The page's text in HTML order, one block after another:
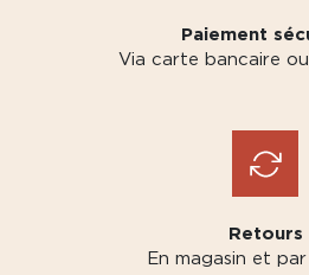
Paiement
Via carte bancaire
Retours
En magasin et